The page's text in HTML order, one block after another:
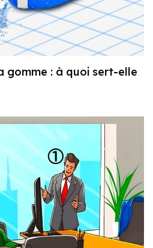
gomme : à quoi sert-elle